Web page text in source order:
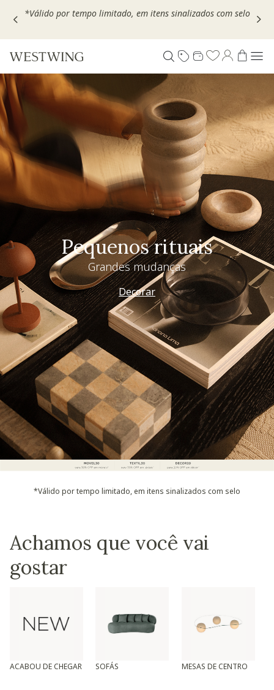
Escolha seu VOUCHER e ganhe até 30% OFF*: useMOVEL30,
Pequenos rituais
Grandes mudanças
Decorar
*Válido por tempo limitado, em itens sinalizados com selo
Achamos que você vai
gostar
ACABOU DE CHEGAR SOFÁS MESAS DE CENTRO